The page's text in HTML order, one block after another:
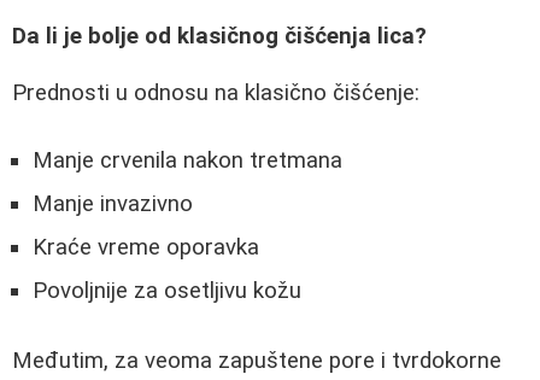
Da li je bolje od klasičnog čišćenja lica?
Prednosti u odnosu na klasično čišćenje:
Manje crvenila nakon tretmana
Manje invazivno
Kraće vreme oporavka
Povoljnije za osetljivu kožu
Međutim, za veoma zapuštene pore i tvrdokorne